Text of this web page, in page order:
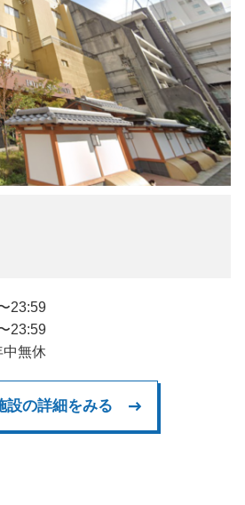
23:59
23:59
中無休
設の詳細をみる